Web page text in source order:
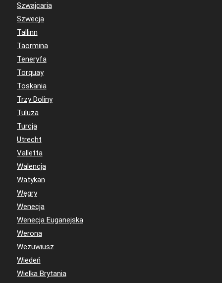
Szwajcaria
Szwecja
Tallinn
Taormina
Teneryfa
Torquay
Toskania
Trzy Doliny
Tuluza
Turcja
Utrecht
Valletta
Walencja
Watykan
Węgry
Wenecja
Wenecja Euganejska
Werona
Wezuwiusz
Wiedeń
Wielka Brytania